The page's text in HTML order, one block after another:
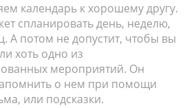
календарь к хорошему другу.
спланировать день, неделю,
А потом не допустит, чтобы вы
хоть одно из
мероприятий. Он
о нем при помощи
или подсказки.